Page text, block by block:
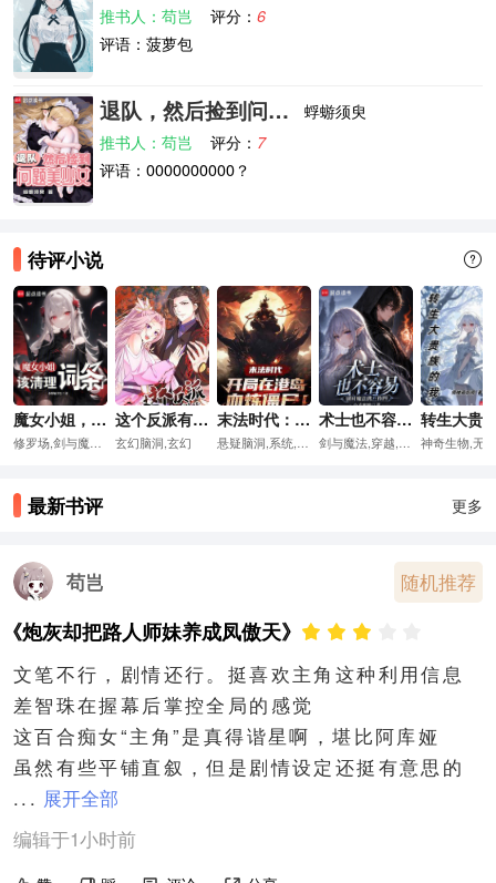
推书人：苟岂
评分： 6
评语：菠萝包
退队，然后捡到问题美少女
蜉蝣须臾
推书人：苟岂
评分： 7
评语：0000000000？
待评小说
魔女小姐，该清理词条了 这个反派有点良心，但是不多！
玄幻脑洞,玄幻
末法时代：开局在港岛血祭炼尸！ 术士也不容易，别对魔法挑三拣四
最新书评 更多
苟岂 随机推荐
《炮灰却把路人师妹养成凤傲天》
文笔不行，剧情还行。挺喜欢主角这种利用信息
差智珠在握幕后掌控全局的感觉
这百合痴女“主角”是真得谐星啊，堪比阿库娅
虽然有些平铺直叙，但是剧情设定还挺有意思的
... 展开全部
编辑于1小时前